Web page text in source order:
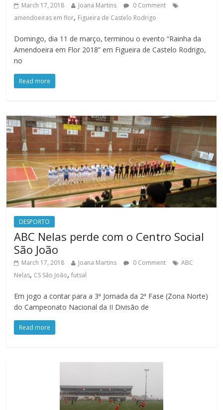
March 17, 2018 Joana Martins
0 Comment
amendoeiras em flor, Figueira de Castelo Rodrigo
Domingo, dia 11 de março, terminou o evento “Rainha da
Amendoeira em Flor 2018” em Figueira de Castelo Rodrigo,
no
Read more
DESPORTO
ABC Nelas perde com o Centro Social
São João
March 17, 2018 Joana Martins 0 Comment
ABC
Nelas, CS São João,futsal
Em jogo a contar para a 3ª Jornada da 2ª Fase (Zona Norte)
do Campeonato Nacional da II Divisão de
Read more